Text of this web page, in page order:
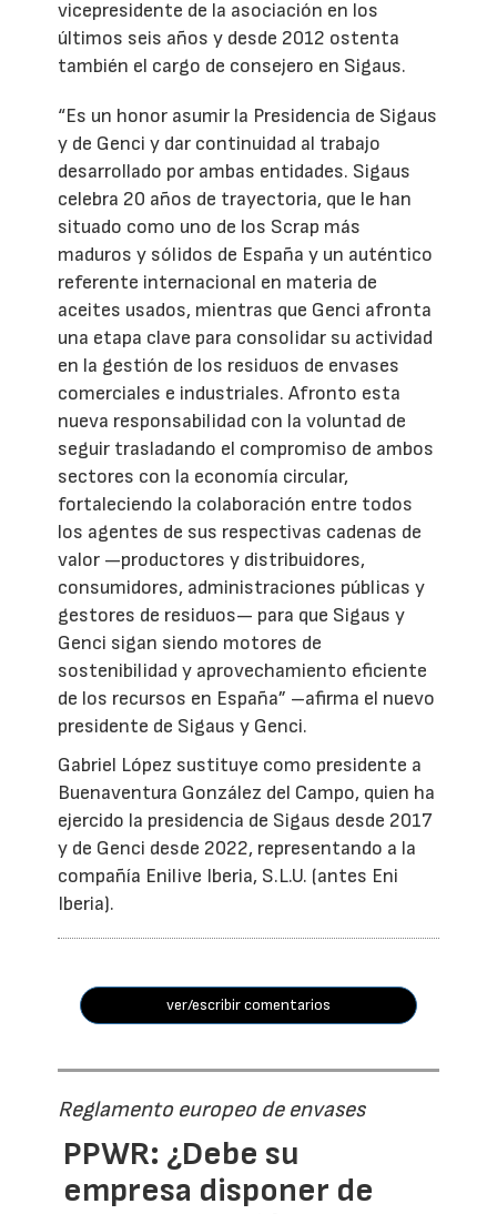
vicepresidente de la asociación en los
últimos seis años y desde 2012 ostenta
también el cargo de consejero en Sigaus.
“Es un honor asumir la Presidencia de Sigaus
y de Genci y dar continuidad al trabajo
desarrollado por ambas entidades. Sigaus
celebra 20 años de trayectoria, que le han
situado como uno de los Scrap más
maduros y sólidos de España y un auténtico
referente internacional en materia de
aceites usados, mientras que Genci afronta
una etapa clave para consolidar su actividad
en la gestión de los residuos de envases
comerciales e industriales. Afronto esta
nueva responsabilidad con la voluntad de
seguir trasladando el compromiso de ambos
sectores con la economía circular,
fortaleciendo la colaboración entre todos
los agentes de sus respectivas cadenas de
valor —productores y distribuidores,
consumidores, administraciones públicas y
gestores de residuos— para que Sigaus y
Genci sigan siendo motores de
sostenibilidad y aprovechamiento eficiente
de los recursos en España” –afirma el nuevo
presidente de Sigaus y Genci.
Gabriel López sustituye como presidente a
Buenaventura González del Campo, quien ha
ejercido la presidencia de Sigaus desde 2017
y de Genci desde 2022, representando a la
compañía Enilive Iberia, S.L.U. (antes Eni
Iberia).
ver/escribir comentarios
Reglamento europeo de envases
PPWR: ¿Debe su
empresa disponer de